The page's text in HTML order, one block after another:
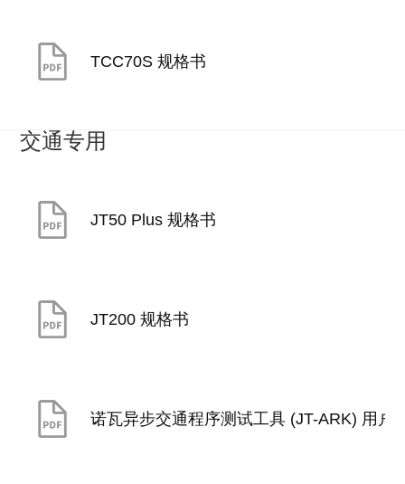
TCC70S 规格书
交通专用
JT50 Plus 规格书
JT200 规格书
诺瓦异步交通程序测试工具 (JT-ARK) 用户